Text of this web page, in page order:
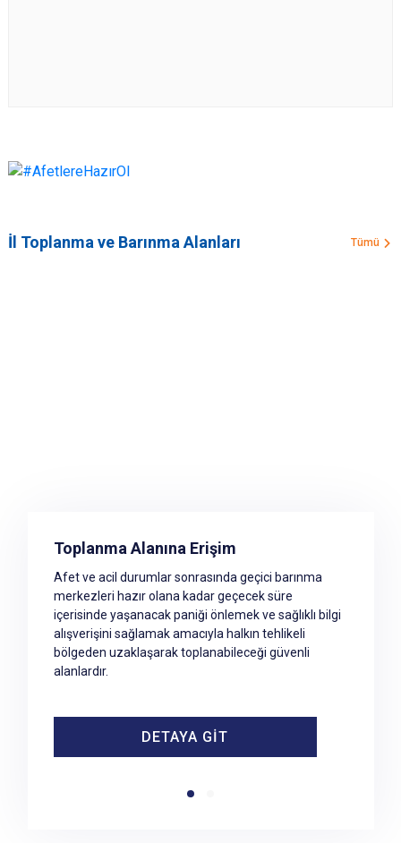
İl Toplanma ve Barınma Alanları Tümü
İlimizde Bulunun Toplanma Alanları
İlimizde Bulunan Toplanma Alanları
DETAYA GİT
Toplanma Alanına Erişim
Afet ve acil durumlar sonrasında geçici barınma
merkezleri hazır olana kadar geçecek süre
içerisinde yaşanacak paniği önlemek ve sağlıklı bilgi
alışverişini sağlamak amacıyla halkın tehlikeli
bölgeden uzaklaşarak toplanabileceği güvenli
alanlardır.
DETAYA GİT